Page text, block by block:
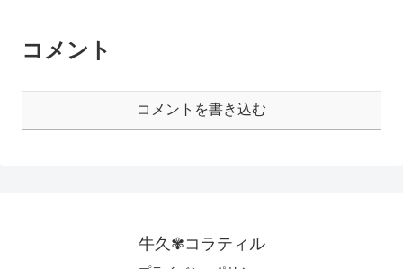
コメント
コメントを書き込む
牛久✾コラティル